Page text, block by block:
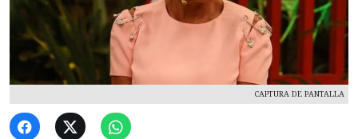
CAPTURA DE PANTALLA